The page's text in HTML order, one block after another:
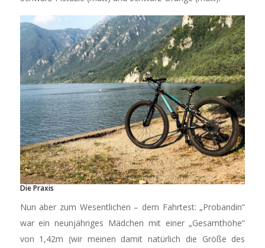
Die Praxis
Nun aber zum Wesentlichen – dem Fahrtest: „Probandin“
war ein neunjähriges Mädchen mit einer „Gesamthöhe“
von 1,42m (wir meinen damit natürlich die Größe des